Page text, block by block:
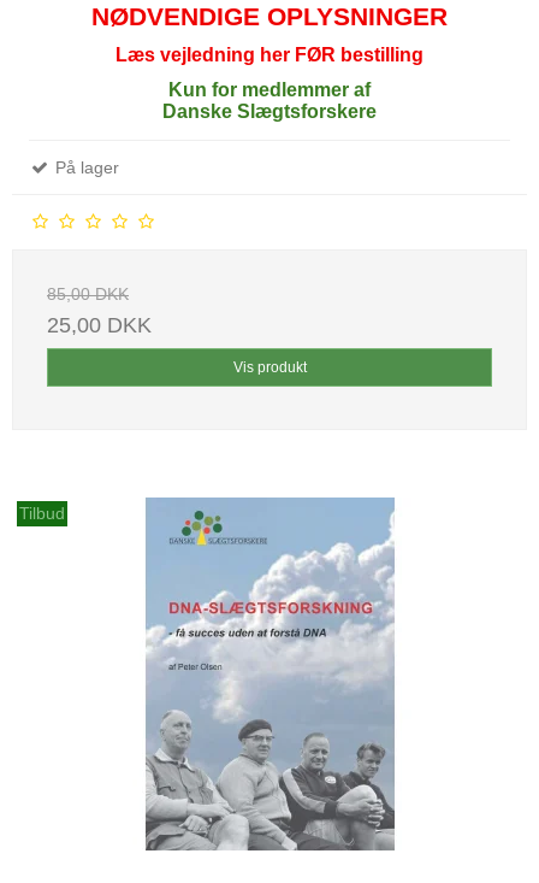
NØDVENDIGE OPLYSNINGER
Læs vejledning her FØR bestilling
Kun for medlemmer af
Danske Slægtsforskere
På lager
85,00 DKK
25,00 DKK
Vis produkt
Tilbud